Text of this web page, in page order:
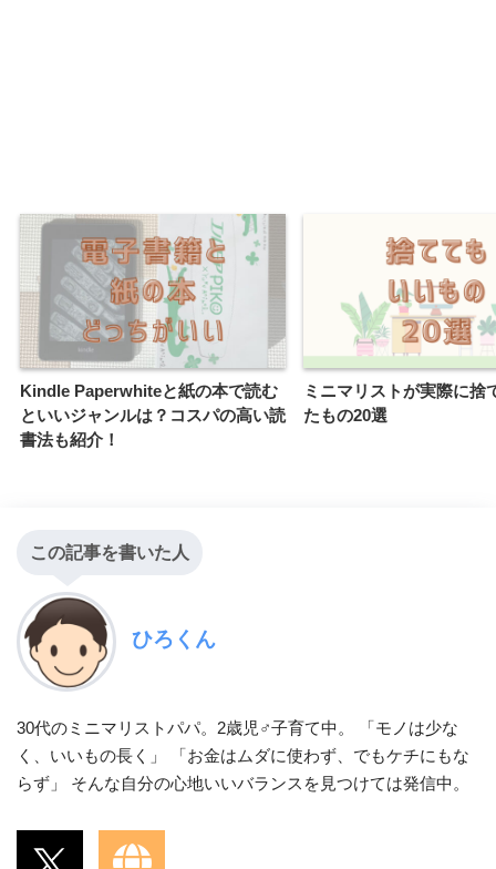
Kindle Paperwhiteと紙の本で読む
といいジャンルは？コスパの高い読
書法も紹介！
ミニマリストが実際に捨
たもの20選
この記事を書いた人
ひろくん
30代のミニマリストパパ。2歳児♂子育て中。 「モノは少な
く、いいもの長く」 「お金はムダに使わず、でもケチにもな
らず」 そんな自分の心地いいバランスを見つけては発信中。